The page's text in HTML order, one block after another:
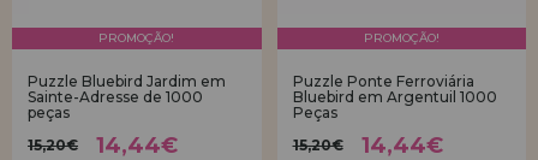
PROMOÇÃO!
Puzzle Bluebird Jardim em
Sainte-Adresse de 1000
peças
15,20€
14,44€
PROMOÇÃO!
Puzzle Ponte Ferroviária
Bluebird em Argentuil 1000
Peças
15,20€
14,44€